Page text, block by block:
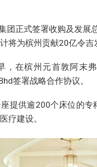
团正式签署收购及发
将为槟州贡献20亿令吉
，在槟州元首敦阿末
签署战略合作协议。
提供逾200个床位的
疗建设。